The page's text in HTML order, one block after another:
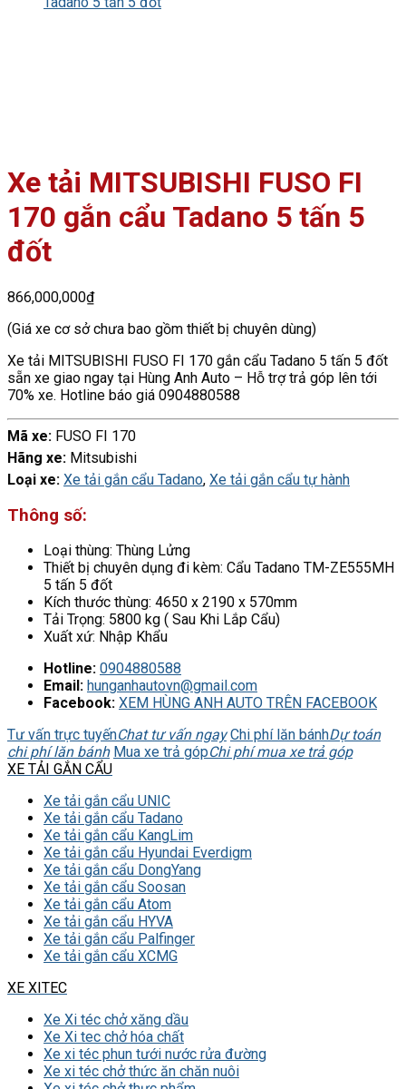
Xe tải MITSUBISHI FUSO FI
170 gắn cẩu Tadano 5 tấn 5
đốt
866,000,000₫
(Giá xe cơ sở chưa bao gồm thiết bị chuyên dùng)
Xe tải MITSUBISHI FUSO FI 170 gắn cẩu Tadano 5 tấn 5 đốt
sẵn xe giao ngay tại Hùng Anh Auto – Hỗ trợ trả góp lên tới
70% xe. Hotline báo giá 0904880588
Mã xe: FUSO FI 170
Hãng xe: Mitsubishi
Loại xe: Xe tải gắn cẩu Tadano, Xe tải gắn cẩu tự hành
Thông số:
Loại thùng: Thùng Lửng
Thiết bị chuyên dụng đi kèm: Cẩu Tadano TM-ZE555MH
5 tấn 5 đốt
Kích thước thùng: 4650 x 2190 x 570mm
Tải Trọng: 5800 kg ( Sau Khi Lắp Cẩu)
Xuất xứ: Nhập Khẩu
Hotline: 0904880588
Email: hunganhautovn@gmail.com
Facebook: XEM HÙNG ANH AUTO TRÊN FACEBOOK
Tư vấn trực tuyếnChat tư vấn ngay Chi phí lăn bánhDự toán
chi phí lăn bánh Mua xe trả gópChi phí mua xe trả góp
XE TẢI GẮN CẨU
Xe tải gắn cẩu UNIC
Xe tải gắn cẩu Tadano
Xe tải gắn cẩu KangLim
Xe tải gắn cẩu Hyundai Everdigm
Xe tải gắn cẩu DongYang
Xe tải gắn cẩu Soosan
Xe tải gắn cẩu Atom
Xe tải gắn cẩu HYVA
Xe tải gắn cẩu Palfinger
Xe tải gắn cẩu XCMG
XE XITEC
Xe Xi téc chở xăng dầu
Xe Xi tec chở hóa chất
Xe xi téc phun tưới nước rửa đường
Xe xi téc chở thức ăn chăn nuôi